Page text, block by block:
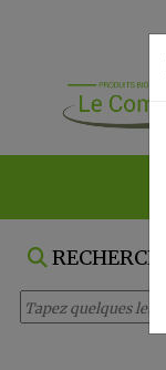
RECHERCHE